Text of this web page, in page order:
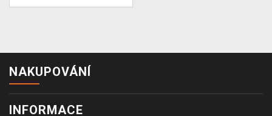
NAKUPOVÁNÍ
INFORMACE